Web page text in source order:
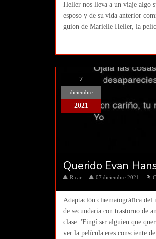
Heller nos lleva a un viaje algo
esposo y de su vida anterior
guion de Marielle Heller, la
7
diciembre
2021
Querido Evan
Ricar 07 diciembre 2021
Adaptación cinematográfica del
de secundaria con trastorno de
clase. 'Fingí ser alguien que
ver la película eres consciente